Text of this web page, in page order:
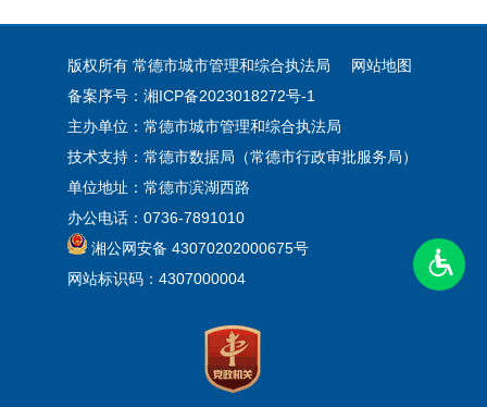
版权所有 常德市城市管理和综合执法局
网站地图
备案序号：湘ICP备2023018272号-1
主办单位：常德市城市管理和综合执法局
技术支持：常德市数据局（常德市行政审批服务局）
单位地址：常德市滨湖西路
办公电话：0736-7891010
湘公网安备 43070202000675号
网站标识码：4307000004